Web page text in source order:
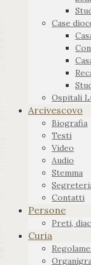
Case
Ospitali
Arcivescovo
Biografia
Testi
Video
Audio
Stemma
Contatti
Persone
Preti,
Curia